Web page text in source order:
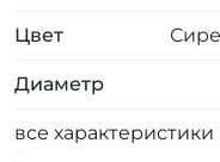
Цвет
Диаметр
все характеристики